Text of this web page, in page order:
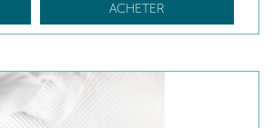
ACHETER